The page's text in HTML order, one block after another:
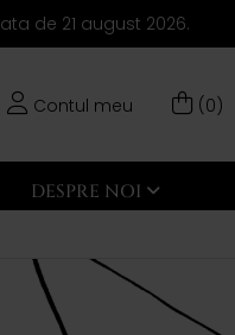
de 21 august 2026.
Contul meu (0)
DESPRE NOI